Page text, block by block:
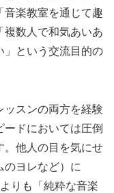
音楽教室を通じて趣
複数人で和気あいあ
」という交流目的の
ッスンの両方を経験
ードにおいては圧倒
。他人の目を気にせ
のヨレなど）に
りも「純粋な音楽